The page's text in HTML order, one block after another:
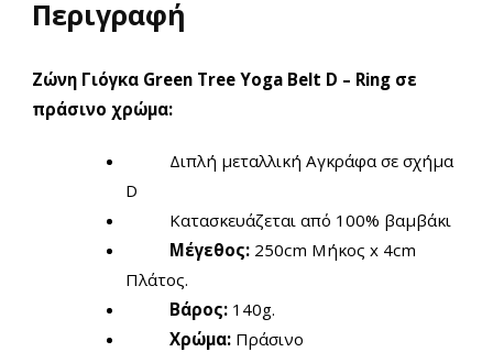
Περιγραφή
Ζώνη Γιόγκα Green Tree Yoga Belt D – Ring σε
πράσινο χρώμα:
Διπλή μεταλλική Αγκράφα σε σχήμα
D
Κατασκευάζεται από 100% βαμβάκι
Μέγεθος: 250cm Μήκος x 4cm
Πλάτος.
Βάρος: 140g.
Χρώμα: Πράσινο